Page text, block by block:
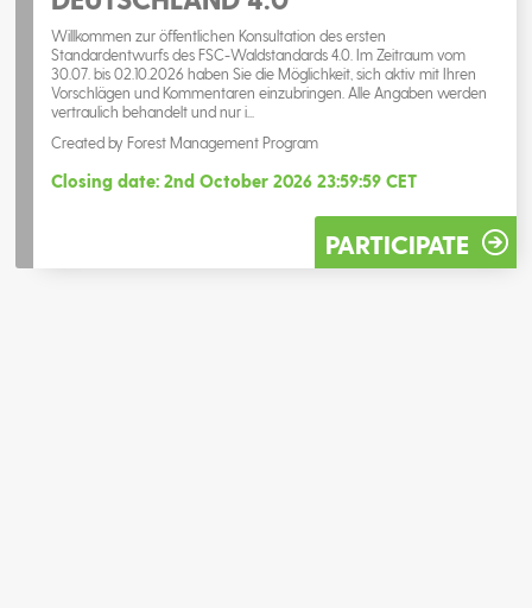
Willkommen zur öffentlichen Konsultation des ersten
Standardentwurfs des FSC-Waldstandards 4.0. Im Zeitraum vom
30.07. bis 02.10.2026 haben Sie die Möglichkeit, sich aktiv mit Ihren
Vorschlägen und Kommentaren einzubringen. Alle Angaben werden
vertraulich behandelt und nur i...
Created by Forest Management Program
Closing date: 2nd October 2026 23:59:59 CET
PARTICIPATE